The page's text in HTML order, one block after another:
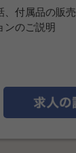
、付属品の販売
ンのご説明